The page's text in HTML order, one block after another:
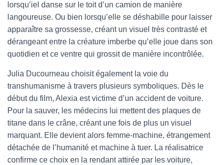
lorsqu’iel danse sur le toit d’un camion de manière
langoureuse. Ou bien lorsqu’elle se déshabille pour laisser
apparaître sa grossesse, créant un visuel très contrasté et
dérangeant entre la créature imberbe qu’elle joue dans son
quotidien et ce ventre qui grossit de manière incontrôlée.
Julia Ducourneau choisit également la voie du
transhumanisme à travers plusieurs symboliques. Dès le
début du film, Alexia est victime d’un accident de voiture.
Pour la sauver, les médecins lui mettent des plaques de
titane dans le crâne, créant une fois de plus un visuel
marquant. Elle devient alors femme-machine, étrangement
détachée de l’humanité et machine à tuer. La réalisatrice
confirme ce choix en la rendant attirée par les voiture,